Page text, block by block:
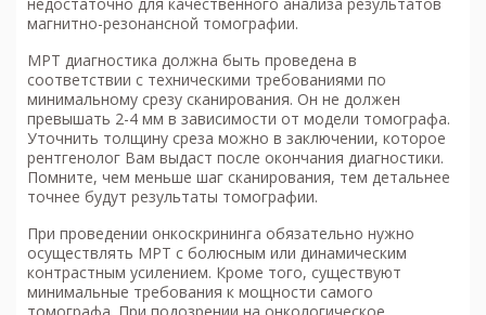
магнитно-резонансной томографии.
МРТ диагностика должна быть проведена в
соответствии с техническими требованиями по
минимальному срезу сканирования. Он не должен
превышать 2-4 мм в зависимости от модели томографа.
Уточнить толщину среза можно в заключении, которое
рентгенолог Вам выдаст после окончания диагностики.
Помните, чем меньше шаг сканирования, тем детальнее
точнее будут результаты томографии.
При проведении онкоскрининга обязательно нужно
осуществлять МРТ с болюсным или динамическим
контрастным усилением. Кроме того, существуют
минимальные требования к мощности самого